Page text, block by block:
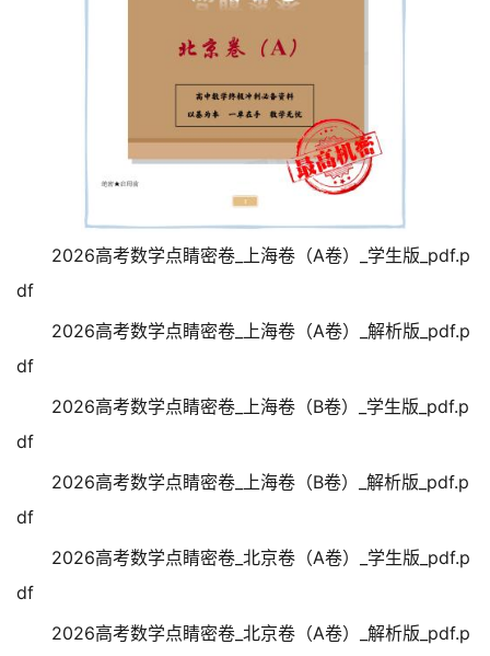
2026高考数学点睛密卷_上海卷（A卷）_学生版_pdf.p
df
2026高考数学点睛密卷_上海卷（A卷）_解析版_pdf.p
df
2026高考数学点睛密卷_上海卷（B卷）_学生版_pdf.p
df
2026高考数学点睛密卷_上海卷（B卷）_解析版_pdf.p
df
2026高考数学点睛密卷_北京卷（A卷）_学生版_pdf.p
df
2026高考数学点睛密卷_北京卷（A卷）_解析版_pdf.p